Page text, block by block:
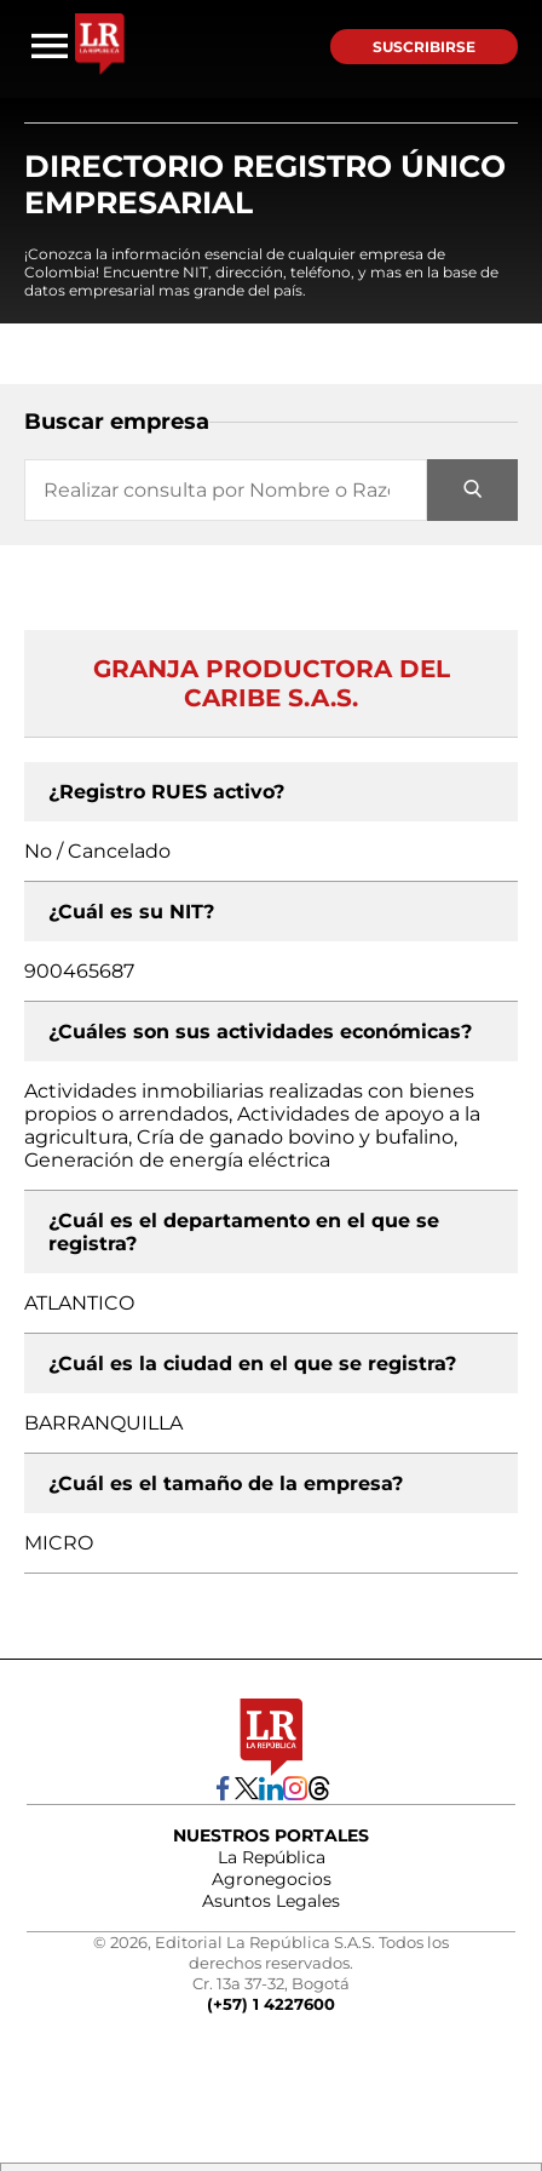
SUSCRIBIRSE
DIRECTORIO REGISTRO ÚNICO
EMPRESARIAL
¡Conozca la información esencial de cualquier empresa de
Colombia! Encuentre NIT, dirección, teléfono, y mas en la base de
datos empresarial mas grande del país.
Buscar empresa
GRANJA PRODUCTORA DEL
CARIBE S.A.S.
¿Registro RUES activo?
No / Cancelado
¿Cuál es su NIT?
900465687
¿Cuáles son sus actividades económicas?
Actividades inmobiliarias realizadas con bienes
propios o arrendados, Actividades de apoyo a la
agricultura, Cría de ganado bovino y bufalino,
Generación de energía eléctrica
¿Cuál es el departamento en el que se
registra?
ATLANTICO
¿Cuál es la ciudad en el que se registra?
BARRANQUILLA
¿Cuál es el tamaño de la empresa?
MICRO
NUESTROS PORTALES
La República
Agronegocios
Asuntos Legales
© 2026, Editorial La República S.A.S. Todos los
derechos reservados.
Cr. 13a 37-32, Bogotá
(+57) 1 4227600